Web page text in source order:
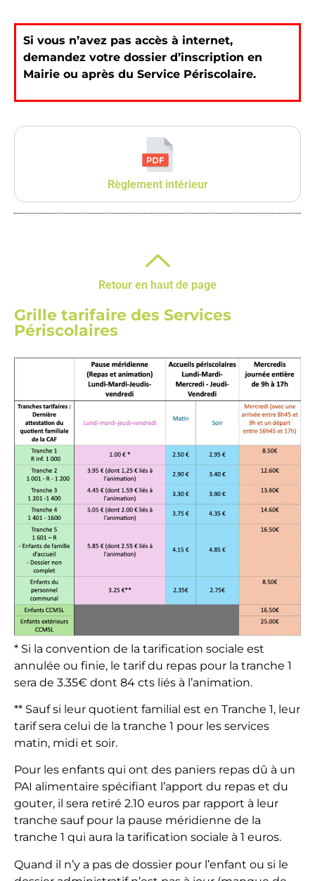
Si vous n’avez pas accès à internet,
demandez votre dossier d’inscription en
Mairie ou après du Service Périscolaire.
Règlement intérieur
Retour en haut de page
Grille tarifaire des Services
Périscolaires
* Si la convention de la tarification sociale est
annulée ou finie, le tarif du repas pour la tranche 1
sera de 3.35€ dont 84 cts liés à l’animation.
** Sauf si leur quotient familial est en Tranche 1, leur
tarif sera celui de la tranche 1 pour les services
matin, midi et soir.
Pour les enfants qui ont des paniers repas dû à un
PAI alimentaire spécifiant l’apport du repas et du
gouter, il sera retiré 2.10 euros par rapport à leur
tranche sauf pour la pause méridienne de la
tranche 1 qui aura la tarification sociale à 1 euros.
Quand il n’y a pas de dossier pour l’enfant ou si le